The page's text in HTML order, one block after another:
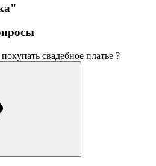
свадебное платье ?